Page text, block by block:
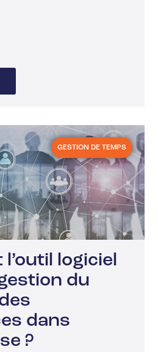
GESTION DE TEMPS
logiciel
du
dans
?